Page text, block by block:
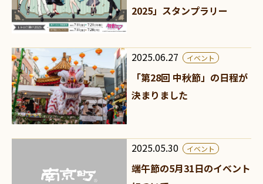
2025」スタンプラリー
2025.06.27 イベント
「第28回 中秋節」の日程が
決まりました
2025.05.30 イベント
端午節の5月31日のイベント